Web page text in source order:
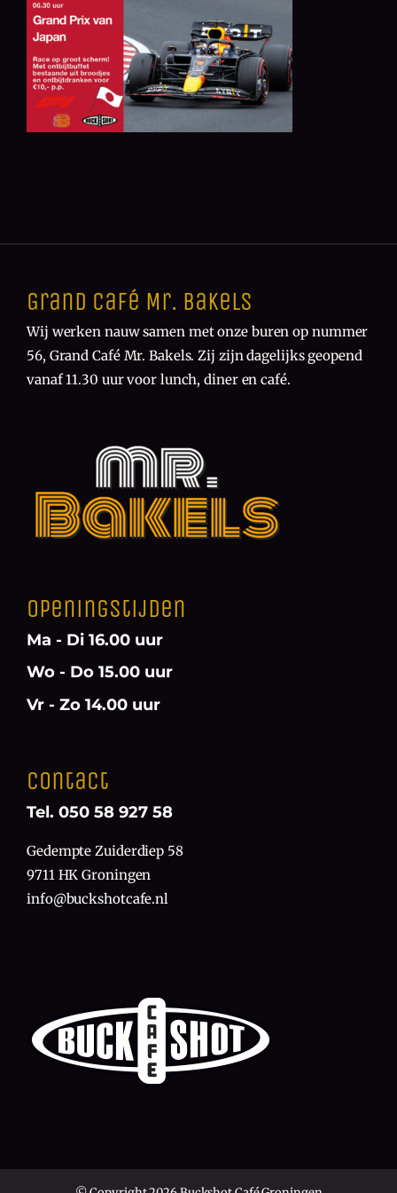
Grand Café Mr. Bakels
Wij werken nauw samen met onze buren op nummer
56, Grand Café Mr. Bakels. Zij zijn dagelijks geopend
vanaf 11.30 uur voor lunch, diner en café.
Openingstijden
Ma - Di 16.00 uur
Wo - Do 15.00 uur
Vr - Zo 14.00 uur
Contact
Tel. 050 58 927 58
Gedempte Zuiderdiep 58
9711 HK Groningen
info@buckshotcafe.nl